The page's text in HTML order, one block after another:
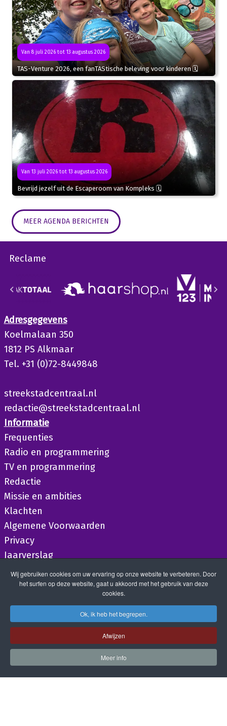
Van 8 juli 2026 tot 13 augustus 2026
TAS-Venture 2026, een fanTAStische beleving voor kinderen 🗓
Van 13 juli 2026 tot 13 augustus 2026
Bevrijd jezelf uit de Escaperoom van Kompleks 🗓
MEER AGENDA BERICHTEN
Reclame
Adresgegevens
Koelmalaan 350
1812 PS Alkmaar
Tel. +31 (0)72-8449848
streekstadcentraal.nl
redactie@streekstadcentraal.nl
Informatie
Frequenties
Radio en programmering
TV en programmering
Redactie
Missie en ambities
Klachten
Algemene Voorwaarden
Privacy
Jaarverslag
Wij gebruiken cookies om uw ervaring op onze website te verbeteren. Door
het surfen op deze website, gaat u akkoord met het gebruik van deze
cookies.
Ok, ik heb het begrepen.
Afwijzen
Meer info